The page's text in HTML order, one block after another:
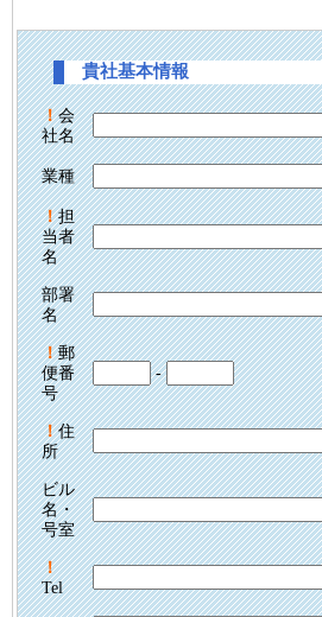
貴社基本情報
！会
社名
業種
！担
当者
名
部署
名
！郵
便番
号
-
！住
所
ビル
名・
号室
！
Tel